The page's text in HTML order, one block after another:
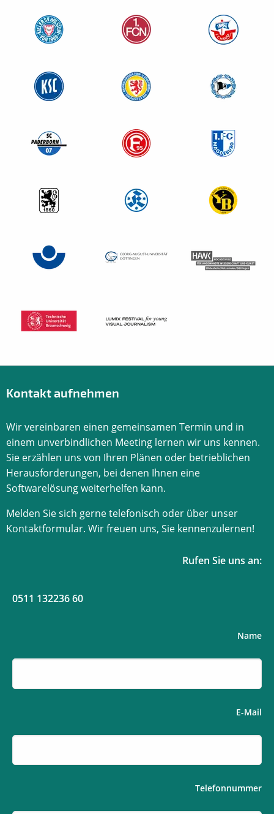
Kontakt aufnehmen
Wir vereinbaren einen gemeinsamen Termin und in
einem unverbindlichen Meeting lernen wir uns kennen.
Sie erzählen uns von Ihren Plänen oder betrieblichen
Herausforderungen, bei denen Ihnen eine
Softwarelösung weiterhelfen kann.
Melden Sie sich gerne telefonisch oder über unser
Kontaktformular. Wir freuen uns, Sie kennenzulernen!
Rufen Sie uns an:
0511 132236 60
Name
E-Mail
Telefonnummer